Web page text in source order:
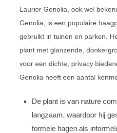
Laurier Genolia, ook wel
Genolia, is een populaire
gebruikt in tuinen en parken.
plant met glanzende,
voor een dichte, privacy
Genolia heeft een aantal
De plant is van nature
langzaam, waardoor hij
formele hagen als